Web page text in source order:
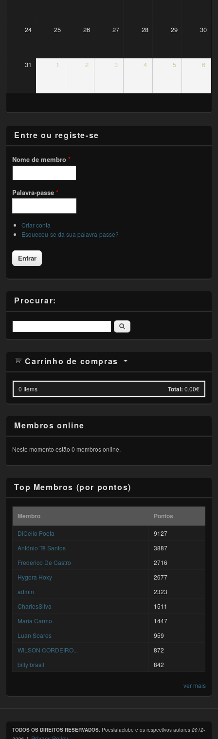
24 25 26 27 28 29 30
31 1 2 3 4 5 6
Entre ou registe-se
Nome de membro*
Palavra-passe*
Criar conta
Esqueceu-se da sua palavra-passe?
Procurar:
Pesquisar
Carrinho de compras
0 Items Total: 0.00€
Membros online
Neste momento estão 0 membros online.
Top Membros (por pontos)
Membro Pontos
DiCello Poeta
9127
António Tê Santos
3887
Frederico De Castro
2716
Hygora Hoxy
2677
admin
2323
CharlesSilva
1511
Maria Carmo
1447
Luan Soares
959
WILSON CORDEIRO...
872
billy brasil
842
ver mais
TODOS OS DIREITOS RESERVADOS: Poesiafaclube e os respectivos autores2012-